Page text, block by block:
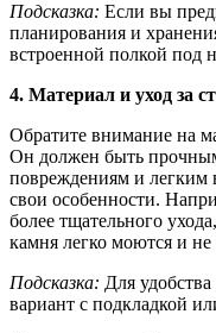
Подсказка: Если вы
планирования и
встроенной полкой под
4. Материал и уход за
Обратите внимание на
Он должен быть
повреждениям и легким
свои особенности.
более тщательного
камня легко моются и не
Подсказка: Для
вариант с подкладкой